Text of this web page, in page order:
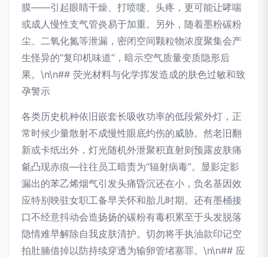
膜——引起眼睛干燥、打喷嚏、头疼，更可能让哮喘
或成人慢性支气管炎易于加重。另外，随着墨粉碳粉
尘、二氧化氮等泄漏，密闭空间颗粒物浓度聚集会产
生怪异的“复印机味道”，暗示空气质量变质隐形后
果。\n\n## 荧光材料与化学挥发造成的肤色过敏和致
孕警示
各类历史机种依旧嵌套长吸收功率的低段紫外灯，正
常时候少量散射不成慢性眼底灼伤的威胁。然老旧翻
新或卡纸出外，灯光随机外泄聚积直射则预露皮肤痛
毹凸现赤痕—往往员工暗责为“辐射病毒”。显影定影
漏出的苯乙烯烟气引发头痛昏沉还在小，负名基因效
应特别映驻女职工备早关怀和胎儿时期。还有墨桶接
口不经意抖动会造扬扬的碳粉有毒积累至于头发脱落
隐情难早解除自我皮肤清护。切勿将手执油款印记空
拍肚腩借掉以防持续穿透为输卵管堵塞罪。\n\n## 应